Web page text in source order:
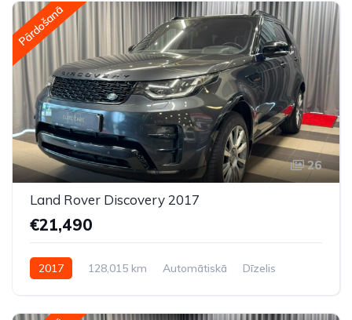
Pārdošanā
26
Land Rover Discovery 2017
€21,490
2017 128,015 km Automātiskā
Dīzelis